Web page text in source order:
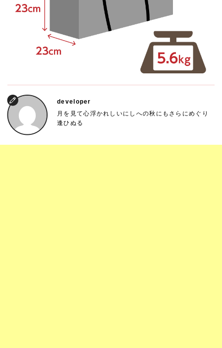
developer
月を見て心浮かれしいにしへの秋にもさらにめぐり
逢ひぬる